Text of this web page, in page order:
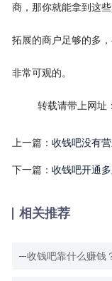
商，那你就能拿到这
拓展的商户足够的多
非常可观的。
转载请带上网
上一篇：收钱吧没有
下一篇：收钱吧开通
相关推荐
收钱吧靠什么赚钱